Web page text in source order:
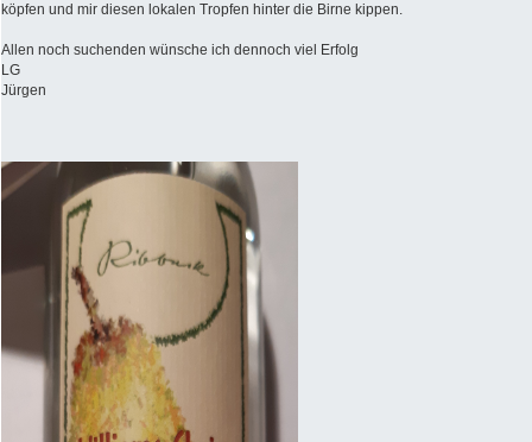
köpfen und mir diesen lokalen Tropfen hinter die Birne kippen.
Allen noch suchenden wünsche ich dennoch viel Erfolg
LG
Jürgen